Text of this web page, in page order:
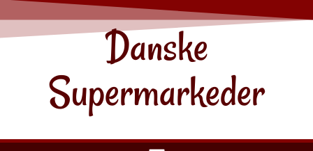
Danske
Supermarkeder